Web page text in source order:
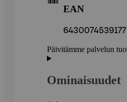
EAN
6430074539177
Päivitämme palvelun
Ominaisuudet